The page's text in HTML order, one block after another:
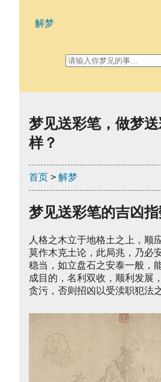
梦见送彩笔，做梦
样？
首页 > 解梦
梦见送彩笔的吉凶
人格之木立于地格土之上，顺
莫作木克土论，此局兆，乃必
稳当，如立盘石之安泰一般，
成目的，名利双收，顺利发展
贪污，否则招凶以受渎职犯法
解梦